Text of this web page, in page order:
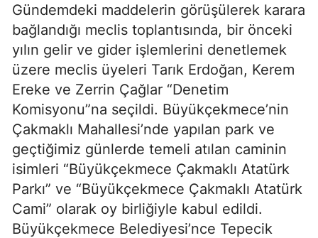
Gündemdeki maddelerin görüşülerek karara
bağlandığı meclis toplantısında, bir önceki
yılın gelir ve gider işlemlerini denetlemek
üzere meclis üyeleri Tarık Erdoğan, Kerem
Ereke ve Zerrin Çağlar “Denetim
Komisyonu”na seçildi. Büyükçekmece’nin
Çakmaklı Mahallesi’nde yapılan park ve
geçtiğimiz günlerde temeli atılan caminin
isimleri “Büyükçekmece Çakmaklı Atatürk
Parkı” ve “Büyükçekmece Çakmaklı Atatürk
Cami” olarak oy birliğiyle kabul edildi.
Büyükçekmece Belediyesi’nce Tepecik